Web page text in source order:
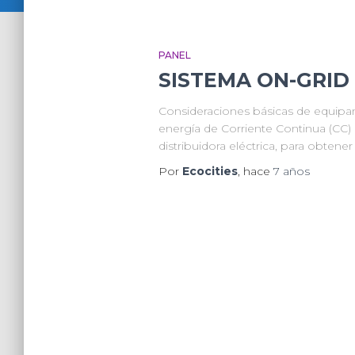
PANEL
SISTEMA ON-GRID
Consideraciones básicas de
energía de Corriente Continua
distribuidora eléctrica, para
Por Ecocities, hace 7 años